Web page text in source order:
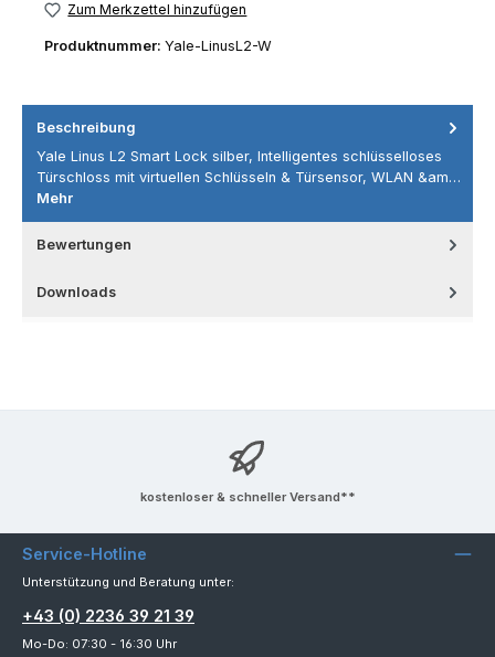
Zum Merkzettel hinzufügen
Produktnummer: Yale-LinusL2-W
Beschreibung
Yale Linus L2 Smart Lock silber, Intelligentes schlüsselloses
Türschloss mit virtuellen Schlüsseln & Türsensor, WLAN &am…
Mehr
Bewertungen
Downloads
kostenloser & schneller Versand**
Service-Hotline
Unterstützung und Beratung unter:
+43 (0) 2236 39 21 39
Mo-Do: 07:30 - 16:30 Uhr